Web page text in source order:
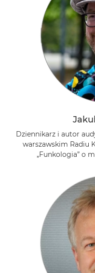
Dziennikarz i autor
warszawskim Radiu
„Funkologia” o